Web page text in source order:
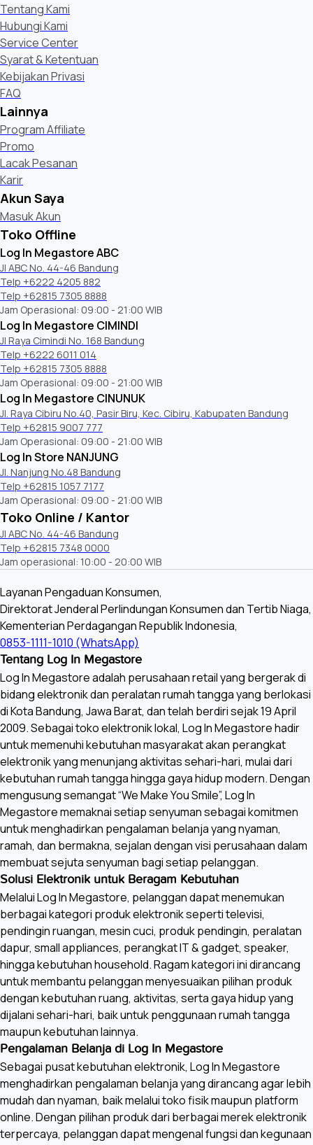
Tentang Kami
Hubungi Kami
Service Center
Syarat & Ketentuan
Kebijakan Privasi
FAQ
Lainnya
Program Affiliate
Promo
Lacak Pesanan
Karir
Akun Saya
Masuk Akun
Toko Offline
Log In Megastore ABC
Jl ABC No. 44-46 Bandung
Telp +6222 4205 882
Telp +62815 7305 8888
Jam Operasional: 09:00 - 21:00 WIB
Log In Megastore CIMINDI
Jl Raya Cimindi No. 168 Bandung
Telp +6222 6011 014
Telp +62815 7305 8888
Jam Operasional: 09:00 - 21:00 WIB
Log In Megastore CINUNUK
Jl. Raya Cibiru No.40, Pasir Biru, Kec. Cibiru, Kabupaten Bandung
Telp +62815 9007 777
Jam Operasional: 09:00 - 21:00 WIB
Log In Store NANJUNG
Jl. Nanjung No.48 Bandung
Telp +62815 1057 7177
Jam Operasional: 09:00 - 21:00 WIB
Toko Online / Kantor
Jl ABC No. 44-46 Bandung
Telp +62815 7348 0000
Jam operasional: 10:00 - 20:00 WIB
Layanan Pengaduan Konsumen,
Direktorat Jenderal Perlindungan Konsumen dan Tertib Niaga,
Kementerian Perdagangan Republik Indonesia,
0853-1111-1010 (WhatsApp)
Tentang Log In Megastore
Log In Megastore adalah perusahaan retail yang bergerak di
bidang elektronik dan peralatan rumah tangga yang berlokasi
di Kota Bandung, Jawa Barat, dan telah berdiri sejak 19 April
2009. Sebagai toko elektronik lokal, Log In Megastore hadir
untuk memenuhi kebutuhan masyarakat akan perangkat
elektronik yang menunjang aktivitas sehari-hari, mulai dari
kebutuhan rumah tangga hingga gaya hidup modern. Dengan
mengusung semangat “We Make You Smile”, Log In
Megastore memaknai setiap senyuman sebagai komitmen
untuk menghadirkan pengalaman belanja yang nyaman,
ramah, dan bermakna, sejalan dengan visi perusahaan dalam
membuat sejuta senyuman bagi setiap pelanggan.
Solusi Elektronik untuk Beragam Kebutuhan
Melalui Log In Megastore, pelanggan dapat menemukan
berbagai kategori produk elektronik seperti televisi,
pendingin ruangan, mesin cuci, produk pendingin, peralatan
dapur, small appliances, perangkat IT & gadget, speaker,
hingga kebutuhan household. Ragam kategori ini dirancang
untuk membantu pelanggan menyesuaikan pilihan produk
dengan kebutuhan ruang, aktivitas, serta gaya hidup yang
dijalani sehari-hari, baik untuk penggunaan rumah tangga
maupun kebutuhan lainnya.
Pengalaman Belanja di Log In Megastore
Sebagai pusat kebutuhan elektronik, Log In Megastore
menghadirkan pengalaman belanja yang dirancang agar lebih
mudah dan nyaman, baik melalui toko fisik maupun platform
online. Dengan pilihan produk dari berbagai merek elektronik
terpercaya, pelanggan dapat mengenal fungsi dan kegunaan